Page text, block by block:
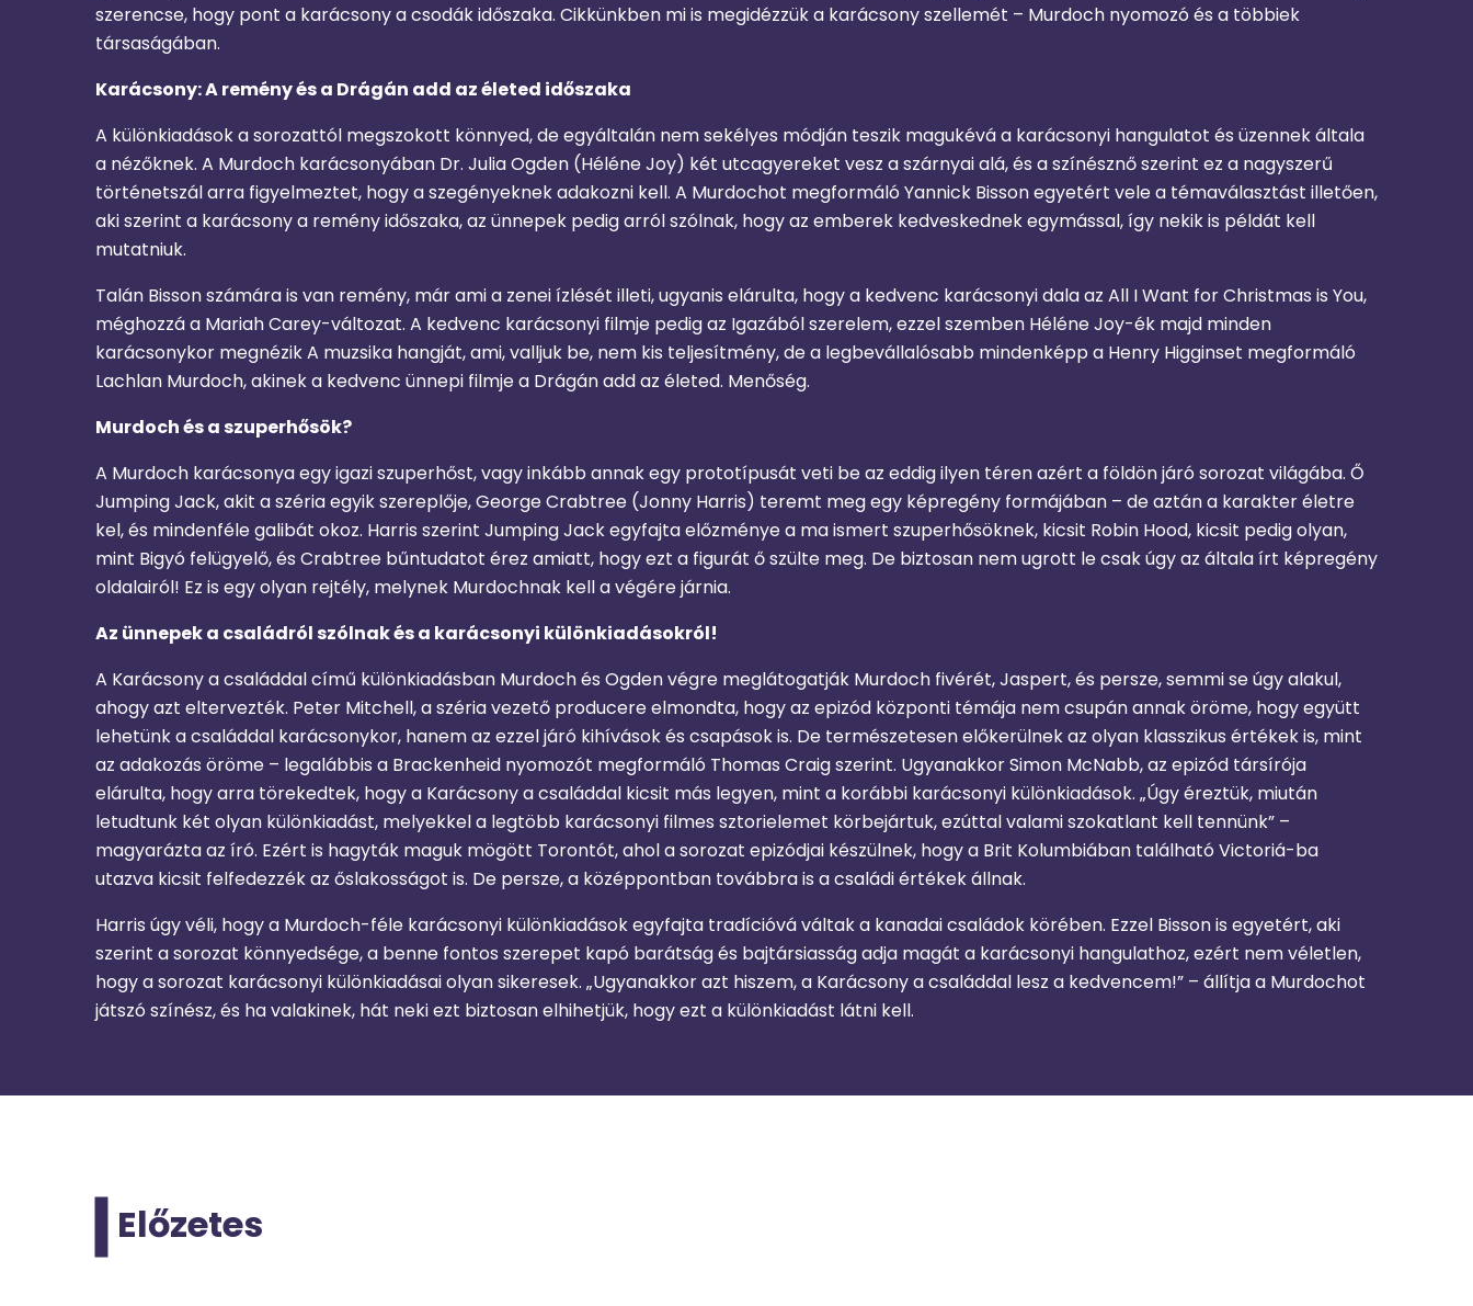
szerencse, hogy pont a karácsony a csodák időszaka. Cikkünkben mi is megidézzük a karácsony szellemét – Murdoch nyomozó és a többiek
társaságában.
Karácsony: A remény és a Drágán add az életed időszaka
A különkiadások a sorozattól megszokott könnyed, de egyáltalán nem sekélyes módján teszik magukévá a karácsonyi hangulatot és üzennek általa
a nézőknek. A Murdoch karácsonyában Dr. Julia Ogden (Héléne Joy) két utcagyereket vesz a szárnyai alá, és a színésznő szerint ez a nagyszerű
történetszál arra figyelmeztet, hogy a szegényeknek adakozni kell. A Murdochot megformáló Yannick Bisson egyetért vele a témaválasztást illetően,
aki szerint a karácsony a remény időszaka, az ünnepek pedig arról szólnak, hogy az emberek kedveskednek egymással, így nekik is példát kell
mutatniuk.
Talán Bisson számára is van remény, már ami a zenei ízlését illeti, ugyanis elárulta, hogy a kedvenc karácsonyi dala az All I Want for Christmas is You,
méghozzá a Mariah Carey-változat. A kedvenc karácsonyi filmje pedig az Igazából szerelem, ezzel szemben Héléne Joy-ék majd minden
karácsonykor megnézik A muzsika hangját, ami, valljuk be, nem kis teljesítmény, de a legbevállalósabb mindenképp a Henry Higginset megformáló
Lachlan Murdoch, akinek a kedvenc ünnepi filmje a Drágán add az életed. Menőség.
Murdoch és a szuperhősök?
A Murdoch karácsonya egy igazi szuperhőst, vagy inkább annak egy prototípusát veti be az eddig ilyen téren azért a földön járó sorozat világába. Ő
Jumping Jack, akit a széria egyik szereplője, George Crabtree (Jonny Harris) teremt meg egy képregény formájában – de aztán a karakter életre
kel, és mindenféle galibát okoz. Harris szerint Jumping Jack egyfajta előzménye a ma ismert szuperhősöknek, kicsit Robin Hood, kicsit pedig olyan,
mint Bigyó felügyelő, és Crabtree bűntudatot érez amiatt, hogy ezt a figurát ő szülte meg. De biztosan nem ugrott le csak úgy az általa írt képregény
oldalairól! Ez is egy olyan rejtély, melynek Murdochnak kell a végére járnia.
Az ünnepek a családról szólnak és a karácsonyi különkiadásokról!
A Karácsony a családdal című különkiadásban Murdoch és Ogden végre meglátogatják Murdoch fivérét, Jaspert, és persze, semmi se úgy alakul,
ahogy azt eltervezték. Peter Mitchell, a széria vezető producere elmondta, hogy az epizód központi témája nem csupán annak öröme, hogy együtt
lehetünk a családdal karácsonykor, hanem az ezzel járó kihívások és csapások is. De természetesen előkerülnek az olyan klasszikus értékek is, mint
az adakozás öröme – legalábbis a Brackenheid nyomozót megformáló Thomas Craig szerint. Ugyanakkor Simon McNabb, az epizód társírója
elárulta, hogy arra törekedtek, hogy a Karácsony a családdal kicsit más legyen, mint a korábbi karácsonyi különkiadások. „Úgy éreztük, miután
letudtunk két olyan különkiadást, melyekkel a legtöbb karácsonyi filmes sztorielemet körbejártuk, ezúttal valami szokatlant kell tennünk” –
magyarázta az író. Ezért is hagyták maguk mögött Torontót, ahol a sorozat epizódjai készülnek, hogy a Brit Kolumbiában található Victoriá-ba
utazva kicsit felfedezzék az őslakosságot is. De persze, a középpontban továbbra is a családi értékek állnak.
Harris úgy véli, hogy a Murdoch-féle karácsonyi különkiadások egyfajta tradícióvá váltak a kanadai családok körében. Ezzel Bisson is egyetért, aki
szerint a sorozat könnyedsége, a benne fontos szerepet kapó barátság és bajtársiasság adja magát a karácsonyi hangulathoz, ezért nem véletlen,
hogy a sorozat karácsonyi különkiadásai olyan sikeresek. „Ugyanakkor azt hiszem, a Karácsony a családdal lesz a kedvencem!” – állítja a Murdochot
játszó színész, és ha valakinek, hát neki ezt biztosan elhihetjük, hogy ezt a különkiadást látni kell.
Előzetes